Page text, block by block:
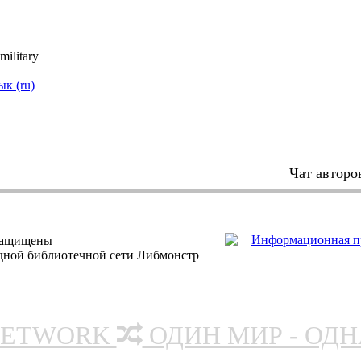
(ru)
Чат
библиотечной сети Либмонстр
ОДИН МИР -